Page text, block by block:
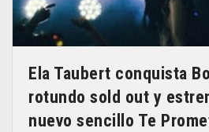
Ela Taubert conquista
rotundo sold out y
nuevo sencillo Te